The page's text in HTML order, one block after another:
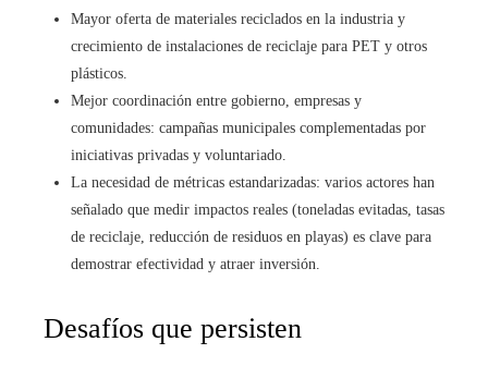
Mayor oferta de materiales reciclados en la industria y
crecimiento de instalaciones de reciclaje para PET y otros
plásticos.
Mejor coordinación entre gobierno, empresas y
comunidades: campañas municipales complementadas por
iniciativas privadas y voluntariado.
La necesidad de métricas estandarizadas: varios actores han
señalado que medir impactos reales (toneladas evitadas, tasas
de reciclaje, reducción de residuos en playas) es clave para
demostrar efectividad y atraer inversión.
Desafíos que persisten